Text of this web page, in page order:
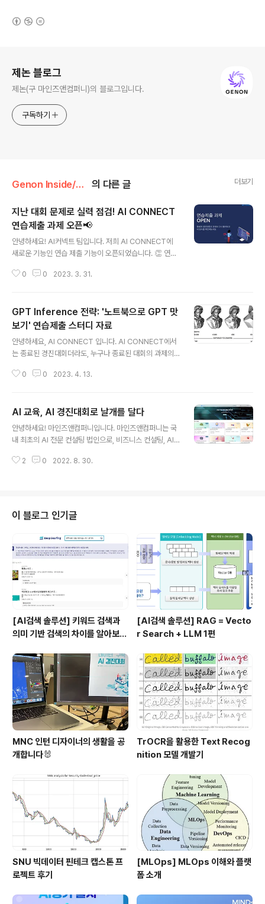
제논 블로그
제논(구 마인즈앤컴퍼니)의 블로그입니다.
구독하기
Genon Inside/AI CONNECT 의 다른 글 더보기
지난 대회 문제로 실력 점검! AI CONNECT
연습제출 과제 오픈📢
안녕하세요! AI커넥트 팀입니다. 저희 AI CONNECT에
새로운 기능인 연습 제출 기능이 오픈되었습니다. 👏 연습
할 수 있는 기능입니다. AI CONNECT 는 벌써 4년째 대
제 해결 능력을 키울 수 있는 가장 빠른 길이겠죠? 이런 분
들이 참여하시면 좋아요. 실전 경진대회 문제를 직접 해결
해보고 싶은 분 참여했던 경진대회 문제를 종료된 후 다시
풀어보고 싶은 분 실전 경진대회에 도전하기 전에 실력을
더 쌓고 싶은 분 진행 중인 경진대회 중 아직 도전하고 싶은
대회가 없으신 분 이런 것을 할 수 있어요. train/ test 데이
0 0 2023. 3. 31.
GPT Inference 전략: '노트북으로 GPT 맛
보기' 연습제출 스터디 자료
안녕하세요, AI CONNECT 입니다. AI CONNECT에서
는 종료된 경진대회더라도, 누구나 종료된 대회의 과제의
다. 연습 제출이기 때문에 기존의 리더보드 순위가 변하지
로 GPT 맛보기 - 한국어 문서 생성 요약'에 도전하시는 분
들을 위해, 대회 당시 업로드된 사전 스터디 자료를 공유합
니다. 연습제출 바로가기 AI CONNECT | AI competiti
t.kr 사전 공개 내용(GPT Inference 전략) *이 자료는
0 0 2023. 4. 13.
AI 교육, AI 경진대회로 날개를 달다
안녕하세요! 마인즈앤컴퍼니입니다. 마인즈앤컴퍼니는 국
내 최초의 AI 전문 컨설팅 법인으로, 비즈니스 컨설팅, AI
ion을 선도하고 있습니다. 다양한 산업 현장에서의 문제를
로젝트와 그 외에 마인즈앤컴퍼니가 수행한 프로젝트가 궁
금하시다면 아래의 링크를 통하여 확인해주세요! [민팃] 중
고 휴대폰 외관파손 탐지 AI 모델 개발기 안녕하세요! 마인
즈앤컴퍼니는 지난 2019년부터 올해로 4년째 민팃 중고
폰 ATM에서 사용되는 AI 모델 개발을 담당하고 있습니다.
이번..
2 0 2022. 8. 30.
이 블로그 인기글
[AI검색 솔루션] 키워드 검색과
의미 기반 검색의 차이를 알아보
[AI검색 솔루션] RAG = Vecto
r Search + LLM 1편
MNC 인턴 디자이너의 생활을 공
개합니다🐰
TrOCR을 활용한 Text Recog
nition 모델 개발기
SNU 빅데이터 핀테크 캡스톤 프
로젝트 후기
[MLOps] MLOps 이해와 플랫
폼 소개